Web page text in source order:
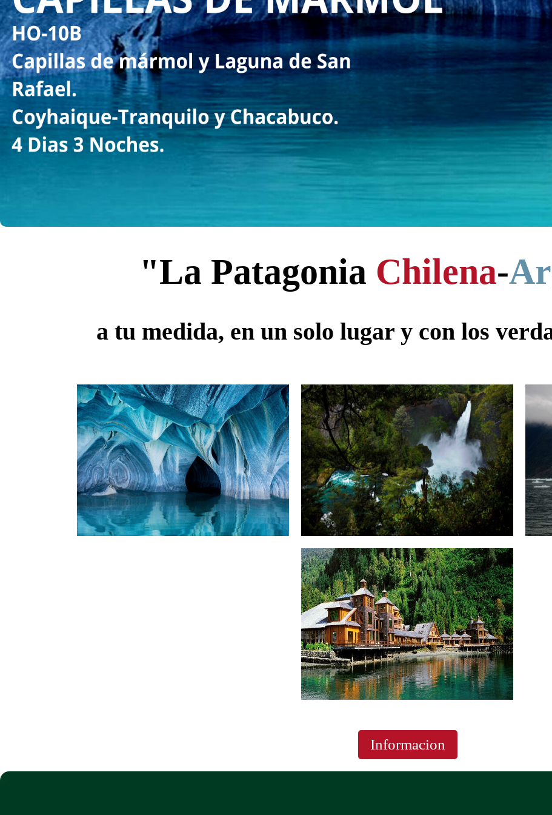
"La Patagonia Chilena-
a tu medida, en un solo lugar y con los
Aqui Aqui
Aqui
Informacion